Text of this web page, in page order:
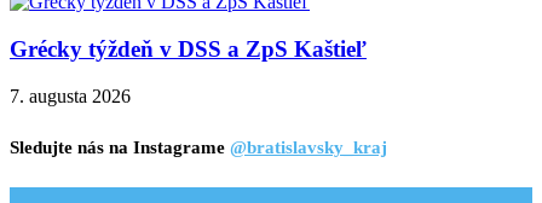
Grécky týždeň v DSS a ZpS Kaštieľ
7. augusta 2026
Sledujte nás na Instagrame @bratislavsky_kraj